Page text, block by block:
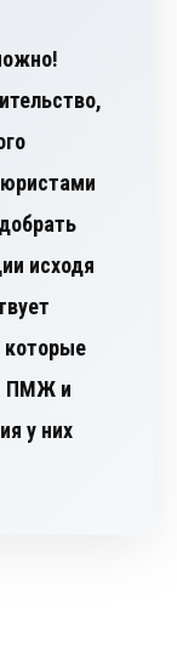
исходя
Существует
которые
ПМЖ и
у них